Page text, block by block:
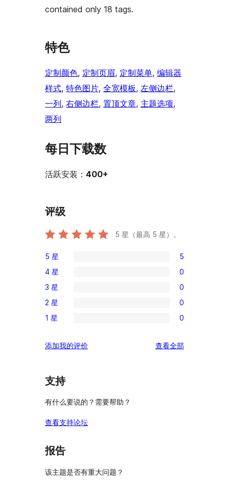
contained only 18 tags.
特色
定制颜色, 定制页眉, 定制菜单, 编辑器
样式, 特色图片, 全宽模板, 左侧边栏
一列, 右侧边栏, 置顶文章, 主题选项
两列
每日下载数
活跃安装： 400+
评级
5 星（最高 5 星）。
5
条
5
星
评
5 星 5
0
条
4
星
价
4 星 0
0
条
3
评
3 星 0
0
条
星
价
2 星 0
0
1
评
1 星 0
添加我的评价 查看全部评
支持
有什么要说的？需要帮助？
查看支持论坛
报告
该主题是否有重大问题？